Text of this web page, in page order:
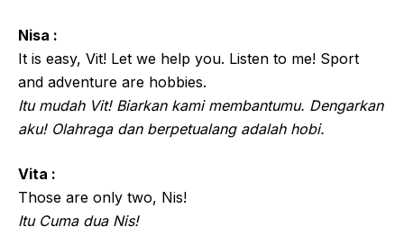
Nisa :
It is easy, Vit! Let we help you. Listen to me! Sport
and adventure are hobbies.
Itu mudah Vit! Biarkan kami membantumu. Dengarkan
aku! Olahraga dan berpetualang adalah hobi.
Vita :
Those are only two, Nis!
Itu Cuma dua Nis!